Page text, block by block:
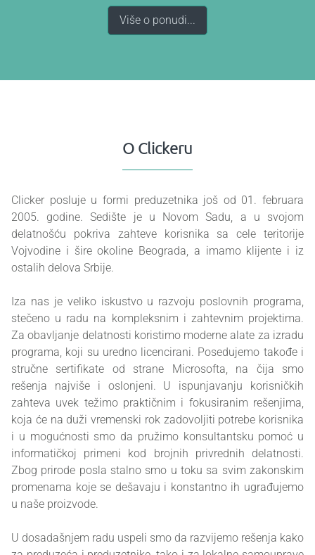
Više o ponudi...
O Clickeru
Clicker posluje u formi preduzetnika još od 01. februara
2005. godine. Sedište je u Novom Sadu, a u svojom
delatnošću pokriva zahteve korisnika sa cele teritorije
Vojvodine i šire okoline Beograda, a imamo klijente i iz
ostalih delova Srbije.
Iza nas je veliko iskustvo u razvoju poslovnih programa,
stečeno u radu na kompleksnim i zahtevnim projektima.
Za obavljanje delatnosti koristimo moderne alate za izradu
programa, koji su uredno licencirani. Posedujemo takođe i
stručne sertifikate od strane Microsofta, na čija smo
rešenja najviše i oslonjeni. U ispunjavanju korisničkih
zahteva uvek težimo praktičnim i fokusiranim rešenjima,
koja će na duži vremenski rok zadovoljiti potrebe korisnika
i u mogućnosti smo da pružimo konsultantsku pomoć u
informatičkoj primeni kod brojnih privrednih delatnosti.
Zbog prirode posla stalno smo u toku sa svim zakonskim
promenama koje se dešavaju i konstantno ih ugrađujemo
u naše proizvode.
U dosadašnjem radu uspeli smo da razvijemo rešenja kako